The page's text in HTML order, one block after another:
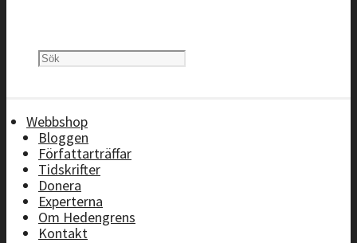
Webbshop
Bloggen
Författarträffar
Tidskrifter
Donera
Experterna
Om Hedengrens
Kontakt